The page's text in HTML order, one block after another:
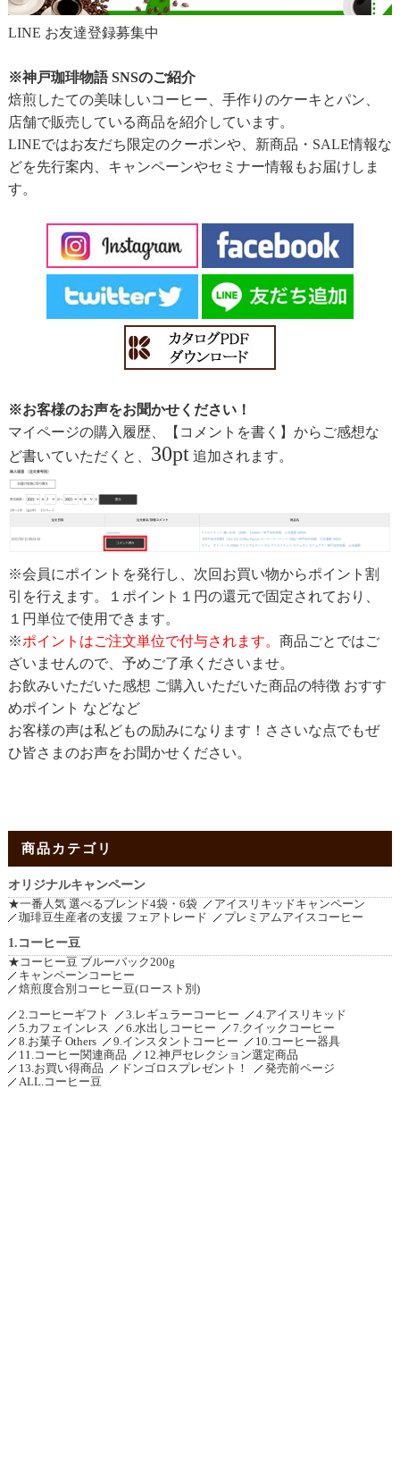
LINE お友達登録募集中
※神戸珈琲物語 SNSのご紹介
焙煎したての美味しいコーヒー、手作りのケーキとパン、
店舗で販売している商品を紹介しています。
LINEではお友だち限定のクーポンや、新商品・SALE情報な
どを先行案内、キャンペーンやセミナー情報もお届けしま
す。
※お客様のお声をお聞かせください！
マイページの購入履歴、【コメントを書く】からご感想な
ど書いていただくと、 30pt追加されます。
※会員にポイントを発行し、次回お買い物からポイント割
引を行えます。１ポイント１円の還元で固定されており、
１円単位で使用できます。
※ポイントはご注文単位で付与されます。 商品ごとではご
ざいませんので、予めご了承くださいませ。
お飲みいただいた感想 ご購入いただいた商品の特徴 おすす
めポイント などなど
お客様の声は私どもの励みになります！ささいな点でもぜ
ひ皆さまのお声をお聞かせください。
商品カテゴリ
オリジナルキャンペーン
★一番人気 選べるブレンド4袋・6袋
アイスリキッドキャンペーン
珈琲豆生産者の支援 フェアトレード
プレミアムアイスコーヒー
1.コーヒー豆
★コーヒー豆 ブルーパック200g
キャンペーンコーヒー
焙煎度合別コーヒー豆(ロースト別)
2.コーヒーギフト
3.レギュラーコーヒー
4.アイスリキッド
5.カフェインレス
6.水出しコーヒー
7.クイックコーヒー
8.お菓子 Others
9.インスタントコーヒー
10.コーヒー器具
11.コーヒー関連商品
12.神戸セレクション選定商品
13.お買い得商品
ドンゴロスプレゼント！
発売前ページ
ALL.コーヒー豆